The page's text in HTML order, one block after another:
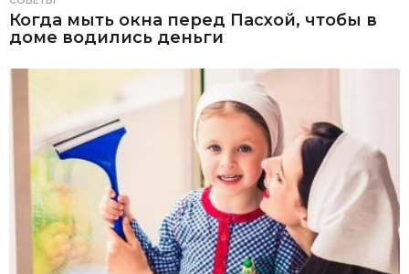
Когда мыть окна перед Пасхой, чтобы в
доме водились деньги